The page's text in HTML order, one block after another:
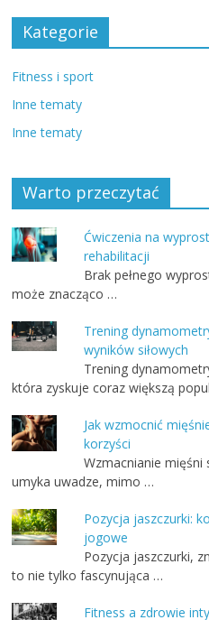
Kategorie
Fitness i sport
Inne tematy
Inne tematy
Warto przeczytać
Ćwiczenia na
rehabilitacji
Brak pełnego
może znacząco …
Trening
wyników siłowych
Trening
która zyskuje coraz większą
Jak wzmocnić
korzyści
Wzmacnianie
umyka uwadze, mimo …
Pozycja jaszczurki:
jogowe
Pozycja jaszczurki,
to nie tylko fascynująca …
Fitness a zdrowie